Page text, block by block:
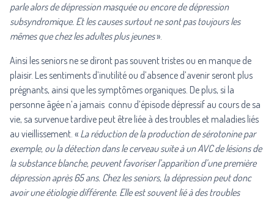
parle alors de dépression masquée ou encore de dépression
subsyndromique. Et les causes surtout ne sont pas toujours les
mêmes que chez les adultes plus jeunes».
Ainsi les seniors ne se diront pas souvent tristes ou en manque de
plaisir. Les sentiments d’inutilité ou d’absence d’avenir seront plus
prégnants, ainsi que les symptômes organiques. De plus, si la
personne âgée n’a jamais connu d’épisode dépressif au cours de sa
vie, sa survenue tardive peut être liée à des troubles et maladies liés
au vieillissement. « La réduction de la production de sérotonine par
exemple, ou la détection dans le cerveau suite à un AVC de lésions de
la substance blanche, peuvent favoriser l’apparition d’une première
dépression après 65 ans. Chez les seniors, la dépression peut donc
avoir une étiologie différente. Elle est souvent lié à des troubles